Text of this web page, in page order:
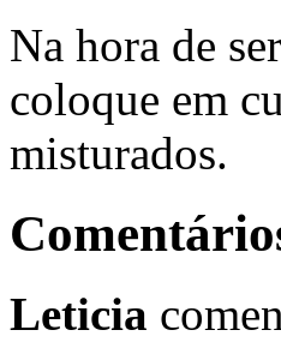
Na hora de
coloque em
misturados.
Leticia